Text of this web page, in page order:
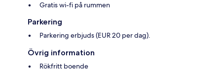
Gratis wi-fi på rummen
Parkering
Parkering erbjuds (EUR 20 per dag).
Övrig information
Rökfritt boende